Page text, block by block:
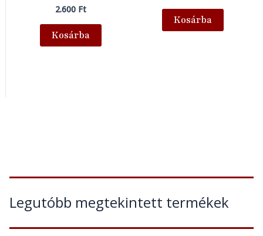
Legutóbb megtekintett termékek
2.600 Ft
Kosárba
Kosárba